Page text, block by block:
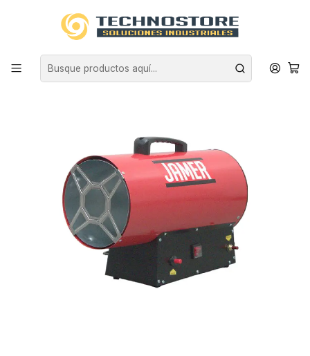
Inicio CLIMATIZACIÓN
TURBO CALEFACTOR A GAS 30 KW JAMER